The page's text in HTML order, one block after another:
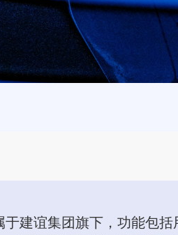
于建谊集团旗下，功能包